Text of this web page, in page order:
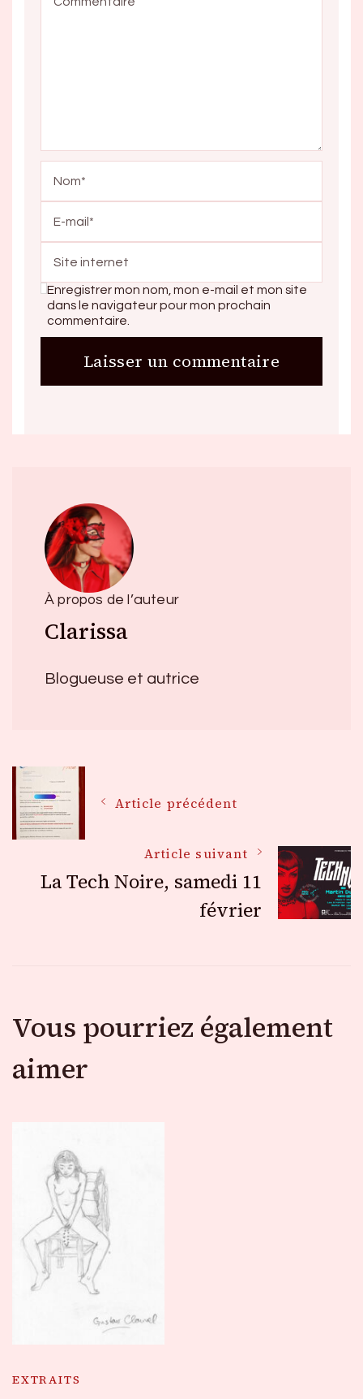
Enregistrer mon nom, mon e-mail et mon site
dans le navigateur pour mon prochain
commentaire.
À propos de l’auteur
Clarissa
Blogueuse et autrice
Navigation
des
articles
Article précédent
Article suivant
La Tech Noire, samedi 11
février
Vous pourriez également
aimer
EXTRAITS